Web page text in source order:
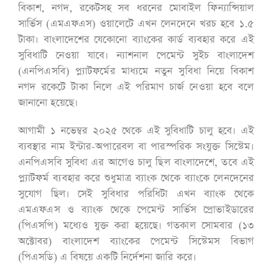
বিকাশ, নগদ, রকেটসহ সব ধরনের মোবাইল ফিন্যান্সিয়াল
সার্ভিস (এমএফএস) ওয়ালেটে এখন লেনদেনে খরচ হবে ১.৫
টাকা। বাংলাদেশের যেকোনো ব্যাংকের কার্ড ব্যবহার করে এই
সুবিধাটি নেওয়া যাবে। ন্যাশনাল পেমেন্ট সুইচ বাংলাদেশ
(এনপিএসবি) প্ল্যাটফর্মের মাধ্যমে নতুন সুবিধা নিয়ে বিকাশ
নগদ রকেটে টাকা নিলে এই পরিমাণ চার্জ নেওয়া হবে বলে
জানানো হয়েছে।
আগামী ১ নভেম্বর ২০২৫ থেকে এই সুবিধাটি চালু হবে। এই
ব্যবস্থার নাম ইন্টার-অপারেবল বা পারস্পরিক সংযুক্ত সিস্টেম।
এনপিএসবি সুবিধা এর আগেও চালু ছিল বাংলাদেশে, তবে এই
প্ল্যাটফর্ম ব্যবহার করে শুধুমাত্র ব্যাংক থেকে ব্যাংকে লেনদেনের
সুযোগ ছিল। সেই সুবিধার পরিধিটা এখন ব্যাংক থেকে
এমএফএস ও ব্যাংক থেকে পেমেন্ট সার্ভিস প্রোভাইডারের
(পিএসপি) মধ্যেও যুক্ত করা হয়েছে। গতকাল সোমবার (১৩
অক্টোবর) বাংলাদেশ ব্যাংকের পেমেন্ট সিস্টেমস বিভাগ
(পিএসডি) এ বিষয়ে একটি নির্দেশনা জারি করে।